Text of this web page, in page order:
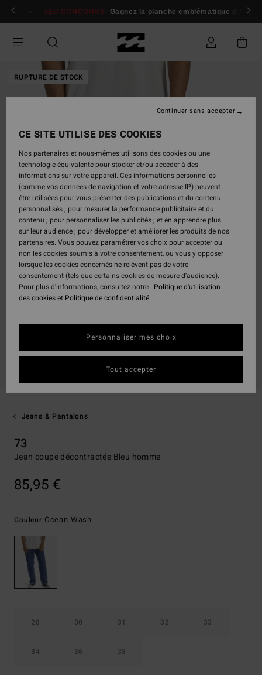
Passer
Se connecter / s'inscrire
JEU CONCOURS Gagnez la planche emblématique d'Andy
RUPTURE DE STOCK
Jeans & Pantalons
73
Jean coupe décontractée Bleu homme
85,95 €
Couleur Ocean Wash
28 30 31 32 33
34 36 38
CE SITE UTILISE DES COOKIES
Nos partenaires et nous-mêmes utilisons des cookies ou une
technologie équivalente pour stocker et/ou accéder à des
informations sur votre appareil. Ces informations personnelles
(comme vos données de navigation et votre adresse IP) peuvent
être utilisées pour vous présenter des publications et du contenu
personnalisés ; pour mesurer la performance publicitaire et du
contenu ; pour personnaliser les publicités ; et en apprendre plus
sur leur audience ; pour développer et améliorer les produits de nos
partenaires. Vous pouvez paramétrer vos choix pour accepter ou
non les cookies soumis à votre consentement, ou vous y opposer
lorsque les cookies concernés ne relèvent pas de votre
consentement (tels que certains cookies de mesure d’audience).
Pour plus d'informations, consultez notre : Politique d'utilisation
des cookieset Politique de confidentialité
Personnaliser mes choix
Continuer sans accepter
Tout accepter